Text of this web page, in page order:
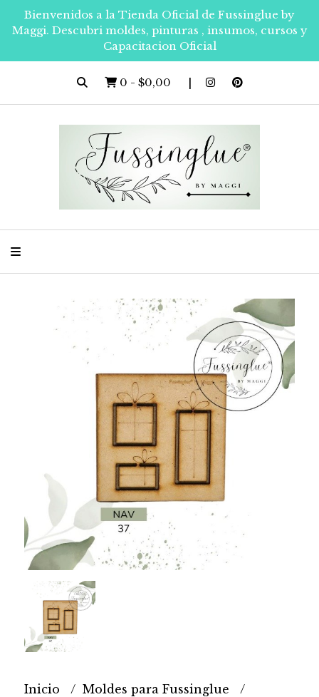
Bienvenidos a la Tienda Oficial de Fussinglue by
Maggi. Descubri moldes, pinturas , insumos, cursos y
Capacitacion Oficial
0 - $0,00
Inicio
Moldes para Fussinglue